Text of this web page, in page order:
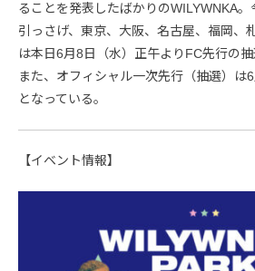
ることを発表したばかりのWILYWNKA
引っさげ、東京、大阪、名古屋、福岡、
は本日6月8日（水）正午よりFC先行の抽
また、オフィシャル一次先行（抽選）は
となっている。
【イベント情報】